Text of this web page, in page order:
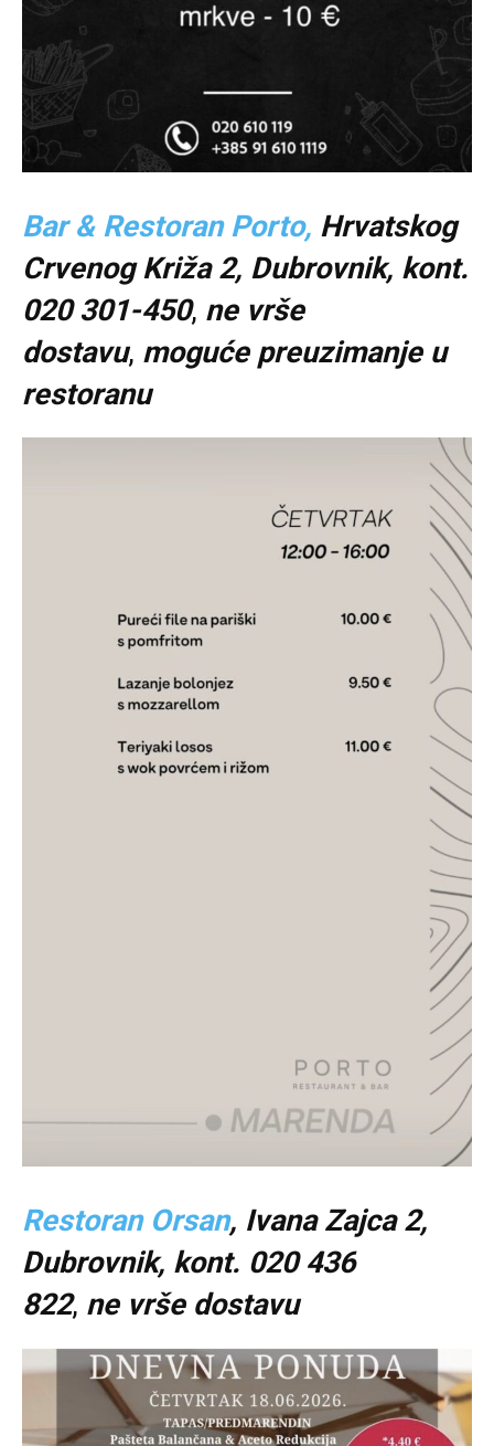
Bar & Restoran Porto, Hrvatskog
Crvenog Križa 2, Dubrovnik, kont.
020 301-450, ne vrše
dostavu, moguće preuzimanje u
restoranu
Restoran Orsan, Ivana Zajca 2,
Dubrovnik, kont. 020 436
822, ne vrše dostavu